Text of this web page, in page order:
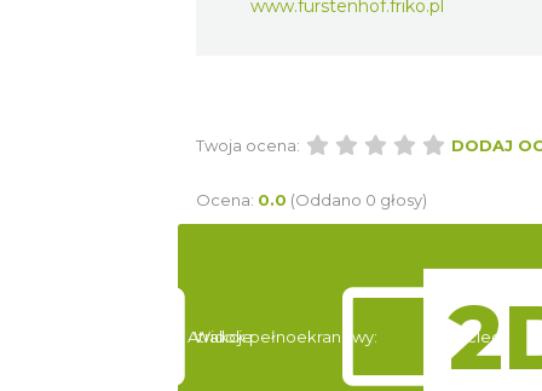
www.furstenhof.friko.pl
Twoja ocena: DODAJ
Ocena: 0.0 (Oddano 0 głosy)
Widok pełnoekranowy:
Atrakcje Noclegi